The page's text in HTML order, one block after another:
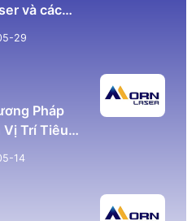
và các
29
Pháp
Vị Trí Tiêu
14